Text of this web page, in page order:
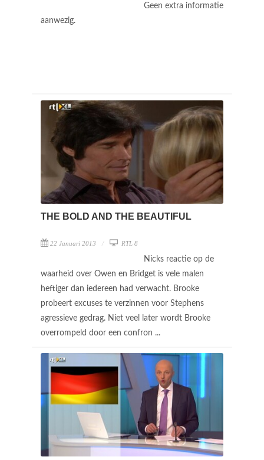
Geen extra informatie
aanwezig.
THE BOLD AND THE BEAUTIFUL
22 Januari 2013 RTL 8
Nicks reactie op de
waarheid over Owen en Bridget is vele malen
heftiger dan iedereen had verwacht. Brooke
probeert excuses te verzinnen voor Stephens
agressieve gedrag. Niet veel later wordt Brooke
overrompeld door een confron ...